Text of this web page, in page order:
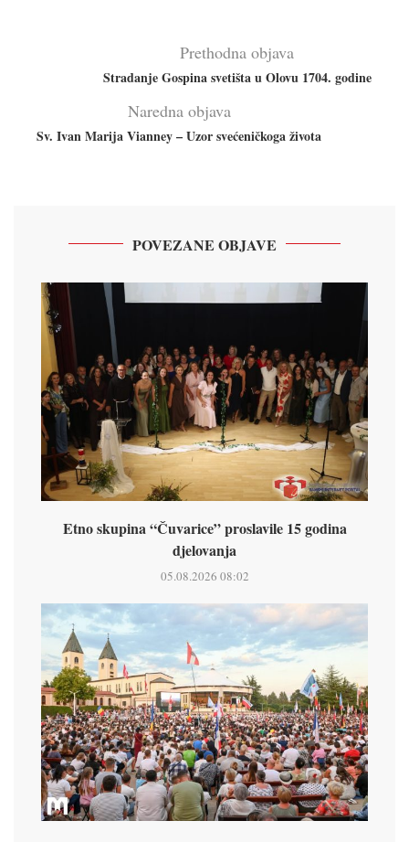
Prethodna objava
Stradanje Gospina svetišta u Olovu 1704. godine
Naredna objava
Sv. Ivan Marija Vianney – Uzor svećeničkoga života
POVEZANE OBJAVE
Etno skupina “Čuvarice” proslavile 15 godina
djelovanja
05.08.2026 08:02